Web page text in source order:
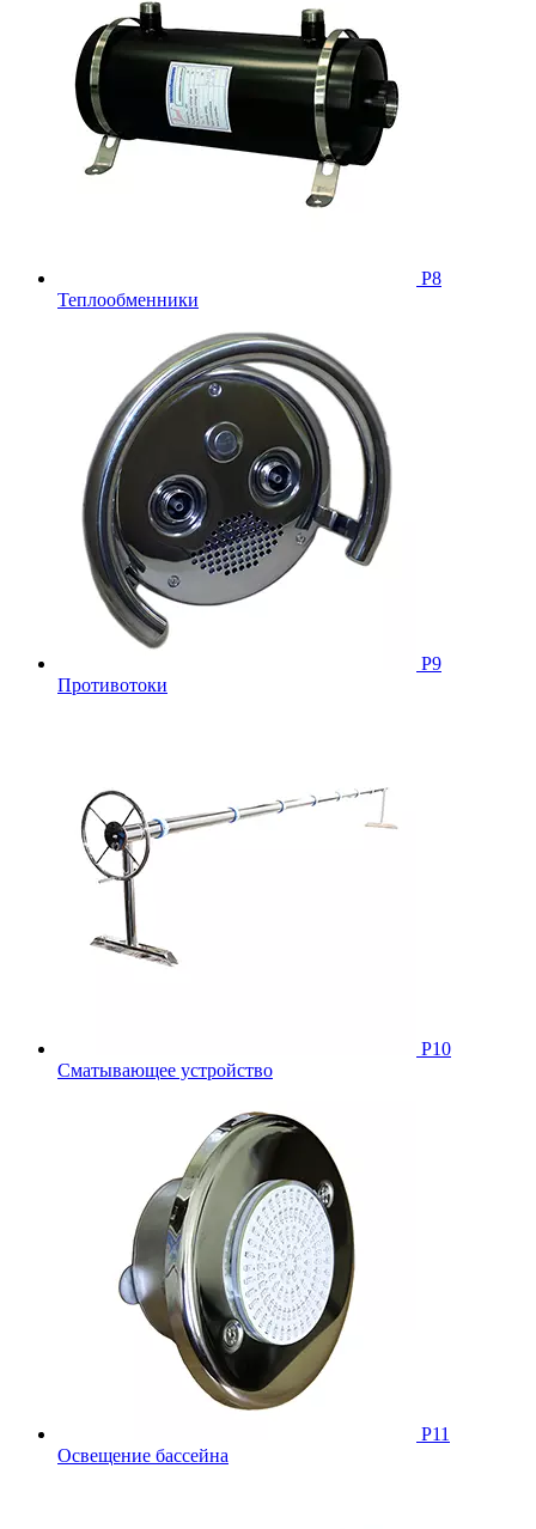
Р8
Теплообменники
Р9
Противотоки
Р10
Сматывающее устройство
Р11
Освещение бассейна